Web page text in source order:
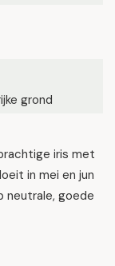
grond
iris met
in mei en jun
neutrale, goede